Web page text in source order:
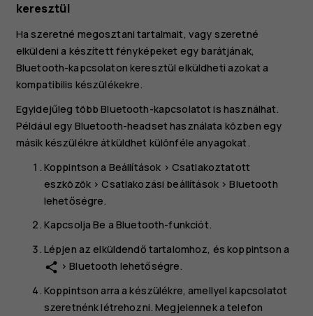
keresztül
Ha szeretné megosztani tartalmait, vagy szeretné
elküldeni a készített fényképeket egy barátjának,
Bluetooth-kapcsolaton keresztül elküldheti azokat a
kompatibilis készülékekre.
Egyidejűleg több Bluetooth-kapcsolatot is használhat.
Például egy Bluetooth-headset használata közben egy
másik készülékre átküldhet különféle anyagokat.
Koppintson a Beállítások > Csatlakoztatott
eszközök >Csatlakozási beállítások>Bluetooth
lehetőségre.
KapcsoljaBe aBluetooth-funkciót.
Lépjen az elküldendő tartalomhoz, és koppintson a
share >Bluetooth lehetőségre.
Koppintson arra a készülékre, amellyel kapcsolatot
szeretnénk létrehozni. Megjelennek a telefon